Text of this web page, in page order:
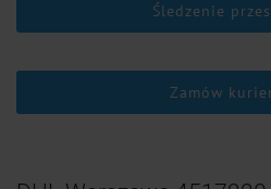
Śledzenie
Zamów